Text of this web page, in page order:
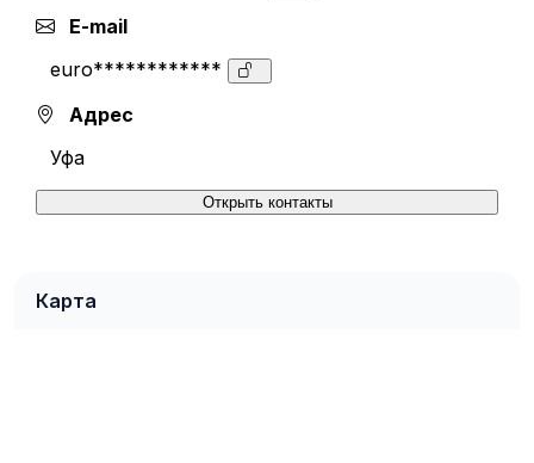
E-mail
euro************
Адрес
Уфа
Открыть контакты
Карта